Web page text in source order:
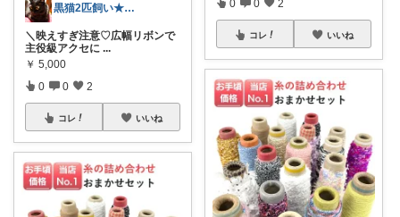
黒猫2匹飼い★楽天購入は必ずルーム経由♪
＼映えすぎ注意♡広幅リボンで
主役級アクセに ...
￥ 5,000
0 0 2
コレ いいね
0 0 2
コレ いいね